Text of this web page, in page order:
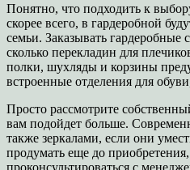
Понятно, что подходить к
скорее всего, в гардеробной
семьи. Заказывать гардеробные
сколько перекладин для
полки, шухляды и корзины
встроенные отделения для
Просто рассмотрите
вам подойдет больше.
также зеркалами, если они
продумать еще до
проконсультироваться с